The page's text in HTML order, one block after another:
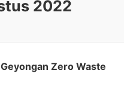
2022
Zero Waste